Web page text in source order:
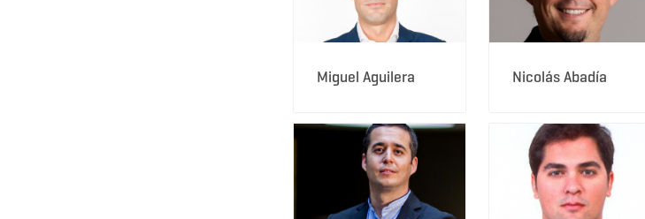
Miguel Aguilera Nicolás Abadía